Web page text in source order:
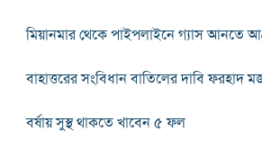
মিয়ানমার থেকে পাইপলাইনে গ্যাস আনতে
বাহাত্তরের সংবিধান বাতিলের দাবি ফরহাদ
বর্ষায় সুস্থ থাকতে খাবেন ৫ ফল